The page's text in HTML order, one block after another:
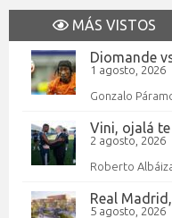
MÁS VISTOS
Diomande
1 agosto, 2026
Gonzalo
Vini, ojalá
2 agosto, 2026
Roberto
Real
5 agosto, 2026